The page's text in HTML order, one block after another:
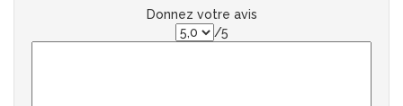
Donnez votre avis
/5